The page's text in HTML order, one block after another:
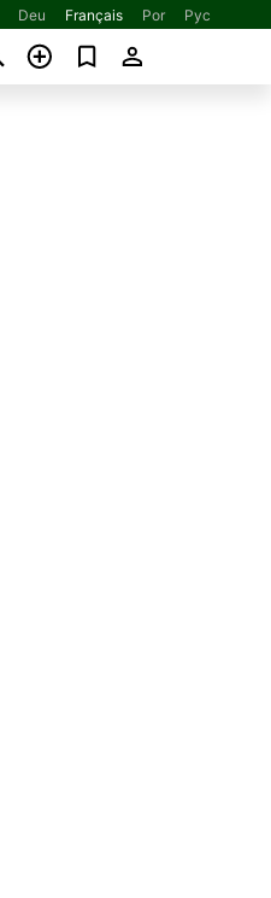
Deu Français Por Рус